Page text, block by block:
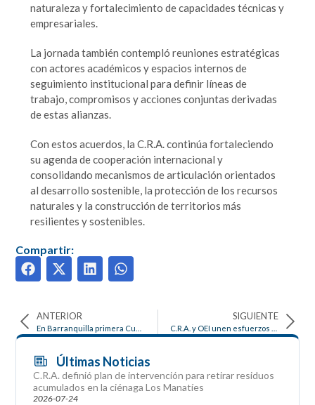
naturaleza y fortalecimiento de capacidades técnicas y
empresariales.
La jornada también contempló reuniones estratégicas
con actores académicos y espacios internos de
seguimiento institucional para definir líneas de
trabajo, compromisos y acciones conjuntas derivadas
de estas alianzas.
Con estos acuerdos, la C.R.A. continúa fortaleciendo
su agenda de cooperación internacional y
consolidando mecanismos de articulación orientados
al desarrollo sostenible, la protección de los recursos
naturales y la construcción de territorios más
resilientes y sostenibles.
Compartir:
ANTERIOR SIGUIENTE
Últimas Noticias
C.R.A. definió plan de intervención para retirar residuos
acumulados en la ciénaga Los Manatíes
2026-07-24